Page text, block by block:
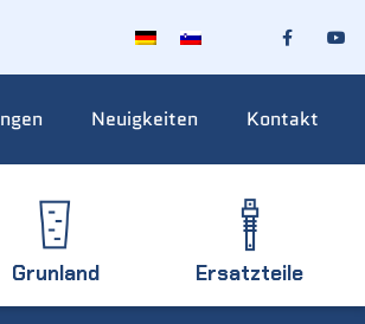
Neuigkeiten Kontakt
Grunland Ersatzteile